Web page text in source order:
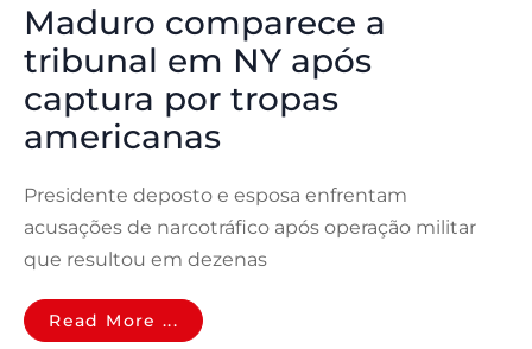
Maduro comparece a
tribunal em NY após
captura por tropas
americanas
Presidente deposto e esposa enfrentam
acusações de narcotráfico após operação militar
que resultou em dezenas
Read More ...